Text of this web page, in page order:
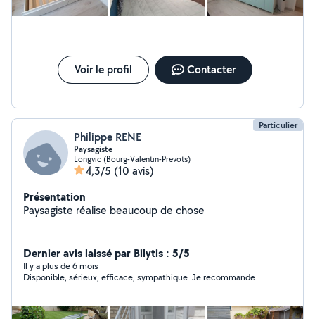
Voir le profil Contacter
Particulier
Philippe RENE
Paysagiste
Longvic (Bourg-Valentin-Prevots)
4,3/5 (10 avis)
Présentation
Paysagiste réalise beaucoup de chose
Dernier avis laissé par Bilytis : 5/5
Il y a plus de 6 mois
Disponible, sérieux, efficace, sympathique. Je recommande .